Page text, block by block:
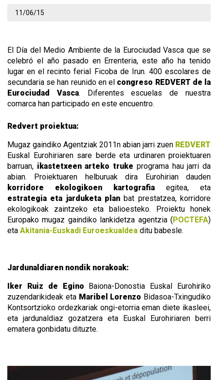
11/06/15
El Día del Medio Ambiente de la Eurociudad Vasca que se
celebró el año pasado en Errenteria, este año ha tenido
lugar en el recinto ferial Ficoba de Irun. 400 escolares de
secundaria se han reunido en el congreso REDVERT de la
Eurociudad Vasca. Diferentes escuelas de nuestra
comarca han participado en este encuentro.
Redvert proiektua:
Mugaz gaindiko Agentziak 2011n abian jarri zuen REDVERT
Euskal Eurohiriaren sare berde eta urdinaren proiektuaren
barruan, ikastetxeen arteko truke programa hau jarri da
abian. Proiektuaren helburuak dira Eurohirian dauden
korridore ekologikoen kartografia egitea, eta
estrategia eta jarduketa plan bat prestatzea, korridore
ekologikoak zaintzeko eta balioesteko. Proiektu honek
Europako mugaz gaindiko lankidetza agentzia (POCTEFA)
eta Akitania-Euskadi Euroeskualdea ditu babesle.
Jardunaldiaren nondik norakoak:
Iker Ruiz de Egino Baiona-Donostia Euskal Eurohiriko
zuzendarikideak eta Maribel Lorenzo Bidasoa-Txingudiko
Kontsortzioko ordezkariak ongi-etorria eman diete ikasleei,
eta jardunaldiaz gozatzera eta Euskal Eurohiriaren berri
ematera gonbidatu dituzte.